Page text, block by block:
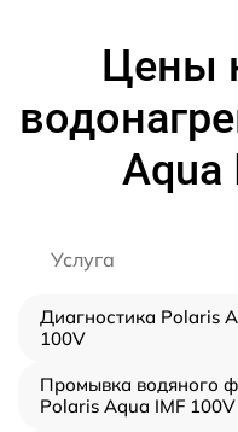
Цены
Aqua
Услуга
Диагностика Polaris
100V
Промывка водяного
Polaris Aqua IMF 100V